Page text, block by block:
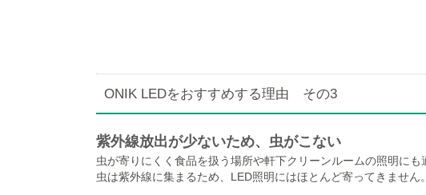
ONIK LEDをおすすめする理由 その3
紫外線放出が少ないため、虫がこない
虫が寄りにくく食品を扱う場所や軒下クリーンルームの照明にも
虫は紫外線に集まるため、LED照明にはほとんど寄ってきません。